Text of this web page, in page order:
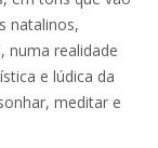
natalinos,
numa realidade
e lúdica da
meditar e